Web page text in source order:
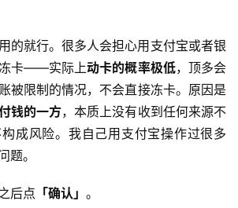
的就行。很多人会担心用支付宝或者银
冻卡——实际上动卡的概率极低，顶多会
被限制的情况，不会直接冻卡。原因是
钱的一方，本质上没有收到任何来源不
成风险。我自己用支付宝操作过很多
题。
后点 「确认」 。